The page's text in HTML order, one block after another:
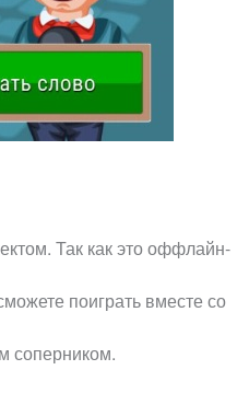
Так как это оффлайн-
поиграть вместе со
соперником.